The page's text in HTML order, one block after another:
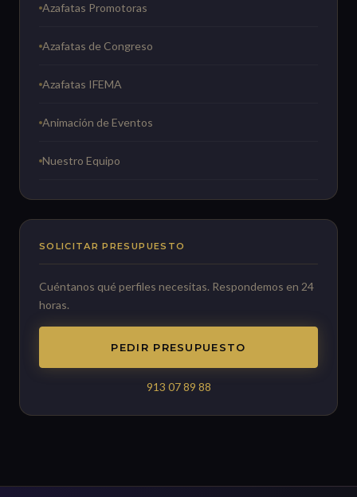
Azafatas Promotoras
Azafatas de Congreso
Azafatas IFEMA
Animación de Eventos
Nuestro Equipo
SOLICITAR PRESUPUESTO
Cuéntanos qué perfiles necesitas. Respondemos en 24
horas.
PEDIR PRESUPUESTO
913 07 89 88